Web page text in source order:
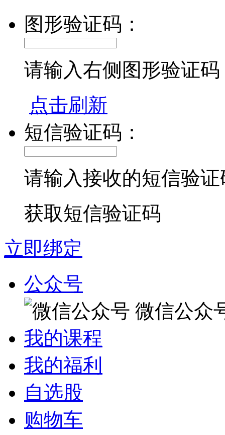
图形验证码：
请输入右侧图形验证码
点击刷新
短信验证码：
请输入接收的短信验证
获取短信验证码
立即绑定
公众号
微信公众
我的课程
我的福利
自选股
购物车